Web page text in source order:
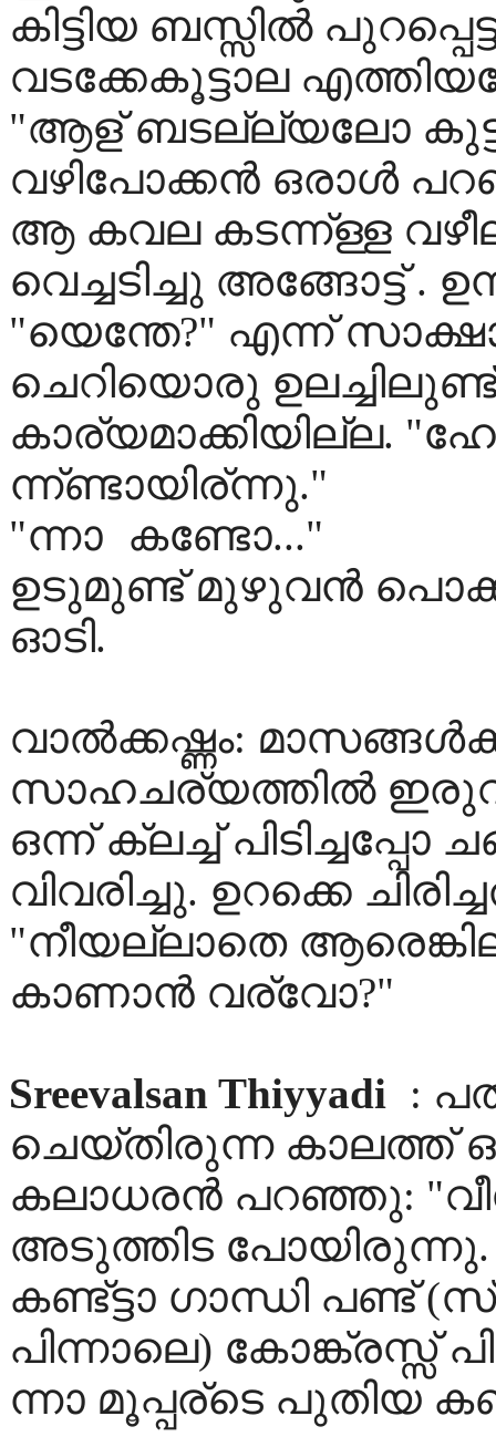
കിട്ടിയ ബസ്സില്‍
വടക്കേകൂട്ടാല
"ആള് ബടല്ല്യലോ
വഴിപോക്കന്‍ ഒരാള്‍
ആ കവല കടന്ന്ള്ള
വെച്ചടിച്ചു അങ്ങോട്ട് .
"യെന്തേ?" എന്ന്
ചെറിയൊരു
കാര്യമാക്കിയില്ല.
ന്ന്ണ്ടായിര്ന്നു."
"ന്നാ കണ്ടോ..."
ഉടുമുണ്ട് മുഴുവന്‍
ഓടി.
വാല്‍ക്കഷ്ണം:
സാഹചര്യത്തില്‍
ഒന്ന് ക്ലച്ച് പിടിച്ചപ്പോ
വിവരിച്ചു. ഉറക്കെ
"നീയല്ലാതെ
കാണാന്‍ വര്വോ?"
Sreevalsan Thiyyadi :
ചെയ്തിരുന്ന കാലത്ത്
കലാധരന്‍ പറഞ്ഞു:
അടുത്തിട
കണ്ട്ട്ടാ ഗാന്ധി പണ്ട്
പിന്നാലെ) കോങ്ക്രസ്സ്
ന്നാ മൂപ്പര്‌ടെ പുതിയ